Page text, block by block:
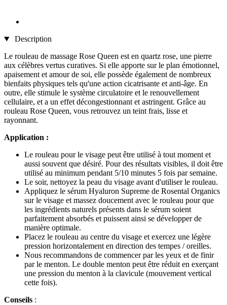
Description
Le rouleau de massage Rose Queen est en quartz rose, une pierre
aux célèbres vertus curatives. Si elle apporte sur le plan émotionnel,
apaisement et amour de soi, elle possède également de nombreux
bienfaits physiques tels qu'une action cicatrisante et anti-âge. En
outre, elle stimule le système circulatoire et le renouvellement
cellulaire, et a un effet décongestionnant et astringent. Grâce au
rouleau Rose Queen, vous retrouvez un teint frais, lisse et
rayonnant.
Application :
Le rouleau pour le visage peut être utilisé à tout moment et
aussi souvent que désiré. Pour des résultats visibles, il doit être
utilisé au minimum pendant 5/10 minutes 5 fois par semaine.
Le soir, nettoyez la peau du visage avant d'utiliser le rouleau.
Appliquez le sérum Hyaluron Supreme de Rosental Organics
sur le visage et massez doucement avec le rouleau pour que
les ingrédients naturels présents dans le sérum soient
parfaitement absorbés et puissent ainsi se développer de
manière optimale.
Placez le rouleau au centre du visage et exercez une légère
pression horizontalement en direction des tempes / oreilles.
Nous recommandons de commencer par les yeux et de finir
par le menton. Le double menton peut être réduit en exerçant
une pression du menton à la clavicule (mouvement vertical
cette fois).
Conseils :